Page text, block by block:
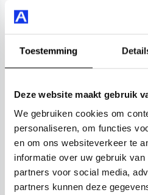
Toestemming
Deze website maakt gebruik
We gebruiken cookies om
personaliseren, om functies
en om ons websiteverkeer te
informatie over uw gebruik
partners voor social media,
partners kunnen deze